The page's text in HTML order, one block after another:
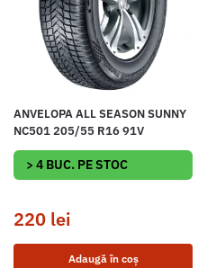
ANVELOPA ALL SEASON SUNNY
NC501 205/55 R16 91V
> 4 BUC. PE STOC
220 lei
Adaugă în coș